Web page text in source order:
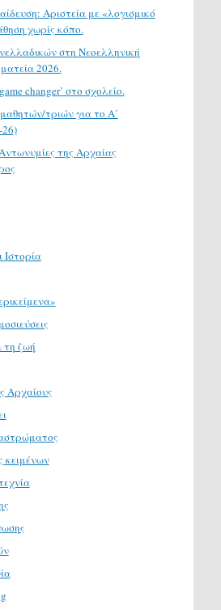
Αριστεία με «λογισμικό
χωρίς κόπο.
στη Νεοελληνική
2026.
changer’ στο σχολείο.
τριών για το Α΄
της Αρχαίας
Ιστορία
τη ζωή
Αρχαίους
κειμένων